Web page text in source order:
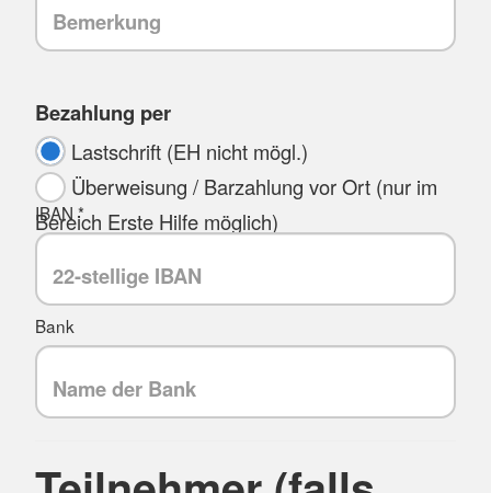
Bezahlung per
Lastschrift (EH nicht mögl.)
Überweisung / Barzahlung vor Ort (nur im
Bereich Erste Hilfe möglich)
IBAN *
Bank